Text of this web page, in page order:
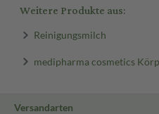
Weitere Produkte aus:
Reinigungsmilch
medipharma cosmetics
Versandarten